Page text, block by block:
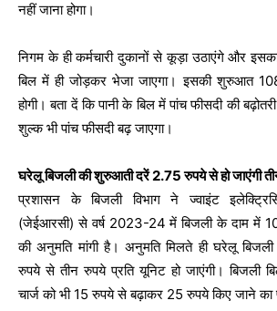
नहीं जाना होगा।
निगम के ही कर्मचारी दुकानों से कूड़ा उठाएंगे और
बिल में ही जोड़कर भेजा जाएगा। इसकी शुरुआत 108
होगी। बता दें कि पानी के बिल में पांच फीसदी की
शुल्क भी पांच फीसदी बढ़ जाएगा।
घरेलू बिजली की शुरुआती दरें 2.75 रुपये से हो जाएंगी
प्रशासन के बिजली विभाग ने ज्वाइंट
(जेईआरसी) से वर्ष 2023-24 में बिजली के दाम में
की अनुमति मांगी है। अनुमति मिलते ही घरेलू
रुपये से तीन रुपये प्रति यूनिट हो जाएंगी। बिजली
चार्ज को भी 15 रुपये से बढ़ाकर 25 रुपये किए जाने का